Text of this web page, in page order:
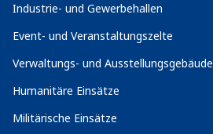
Industrie- und Gewerbehallen
Event- und Veranstaltungszelte
Verwaltungs- und Ausstellungsgebäude
Humanitäre Einsätze
Militärische Einsätze